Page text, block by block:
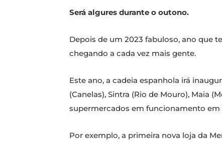
Será algures durante o outono.
Depois de um 2023 fabuloso, ano que
chegando a cada vez mais gente.
Este ano, a cadeia espanhola irá
(Canelas), Sintra (Rio de Mouro), Maia
supermercados em funcionamento
Por exemplo, a primeira nova loja da